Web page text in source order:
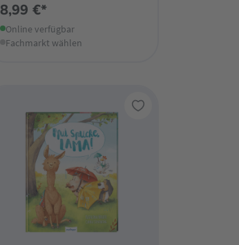
8,99 €*
Online verfügbar
Fachmarkt wählen